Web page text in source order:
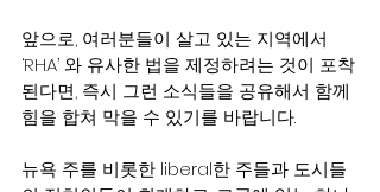
앞으로, 여러분들이 살고 있는 지역에서
‘RHA’ 와 유사한 법을 제정하려는 것이 포착
된다면, 즉시 그런 소식들을 공유해서 함께
힘을 합쳐 막을 수 있기를 바랍니다.
뉴욕 주를 비롯한 liberal한 주들과 도시들